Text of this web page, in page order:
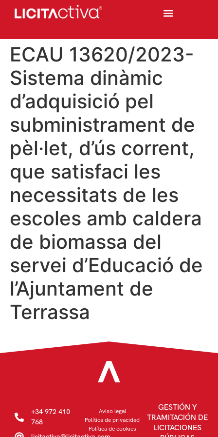
ECAU 13620/2023-
Sistema dinàmic
d’adquisició pel
subministrament de
pèl·let, d’ús corrent,
que satisfaci les
necessitats de les
escoles amb caldera
de biomassa del
servei d’Educació de
l’Ajuntament de
Terrassa
+34 972 410
768
Aviso legal
Política de privacidad
Política de cookies
GESTIÓN Y
TRAMITACIÓN DE
LICITACIONES